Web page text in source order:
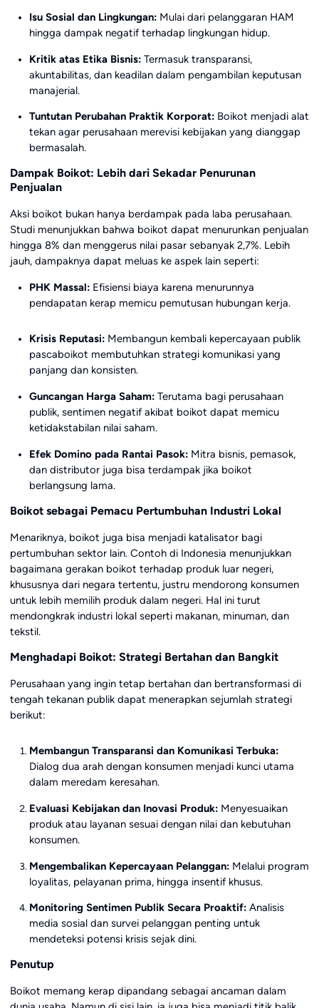
Isu Sosial dan Lingkungan:Mulai dari pelanggaran HAM
hingga dampak negatif terhadap lingkungan hidup.
Kritik atas Etika Bisnis:Termasuk transparansi,
akuntabilitas, dan keadilan dalam pengambilan keputusan
manajerial.
Tuntutan Perubahan Praktik Korporat:Boikot menjadi alat
tekan agar perusahaan merevisi kebijakan yang dianggap
bermasalah.
Dampak Boikot: Lebih dari Sekadar Penurunan
Penjualan
Aksi boikot bukan hanya berdampak pada laba perusahaan.
Studi menunjukkan bahwa boikot dapat menurunkan penjualan
hingga 8% dan menggerus nilai pasar sebanyak 2,7%. Lebih
jauh, dampaknya dapat meluas ke aspek lain seperti:
PHK Massal:Efisiensi biaya karena menurunnya
pendapatan kerap memicu pemutusan hubungan kerja.
Krisis Reputasi:Membangun kembali kepercayaan publik
pascaboikot membutuhkan strategi komunikasi yang
panjang dan konsisten.
Guncangan Harga Saham:Terutama bagi perusahaan
publik, sentimen negatif akibat boikot dapat memicu
ketidakstabilan nilai saham.
Efek Domino pada Rantai Pasok:Mitra bisnis, pemasok,
dan distributor juga bisa terdampak jika boikot
berlangsung lama.
Boikot sebagai Pemacu Pertumbuhan Industri Lokal
Menariknya, boikot juga bisa menjadi katalisator bagi
pertumbuhan sektor lain. Contoh di Indonesia menunjukkan
bagaimana gerakan boikot terhadap produk luar negeri,
khususnya dari negara tertentu, justru mendorong konsumen
untuk lebih memilih produk dalam negeri. Hal ini turut
mendongkrak industri lokal seperti makanan, minuman, dan
tekstil.
Menghadapi Boikot: Strategi Bertahan dan Bangkit
Perusahaan yang ingin tetap bertahan dan bertransformasi di
tengah tekanan publik dapat menerapkan sejumlah strategi
berikut:
Membangun Transparansi dan Komunikasi Terbuka:
Dialog dua arah dengan konsumen menjadi kunci utama
dalam meredam keresahan.
Evaluasi Kebijakan dan Inovasi Produk:Menyesuaikan
produk atau layanan sesuai dengan nilai dan kebutuhan
konsumen.
Mengembalikan Kepercayaan Pelanggan:Melalui program
loyalitas, pelayanan prima, hingga insentif khusus.
Monitoring Sentimen Publik Secara Proaktif:Analisis
media sosial dan survei pelanggan penting untuk
mendeteksi potensi krisis sejak dini.
Penutup
Boikot memang kerap dipandang sebagai ancaman dalam